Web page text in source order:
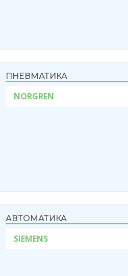
ПНЕВМАТИКА
NORGREN
АВТОМАТИКА
SIEMENS